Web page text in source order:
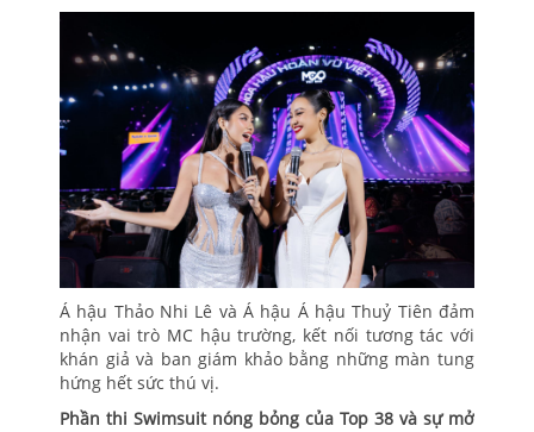
Á hậu Thảo Nhi Lê và Á hậu Á hậu Thuỷ Tiên đảm
nhận vai trò MC hậu trường, kết nối tương tác với
khán giả và ban giám khảo bằng những màn tung
hứng hết sức thú vị.
Phần thi Swimsuit nóng bỏng của Top 38 và sự mở